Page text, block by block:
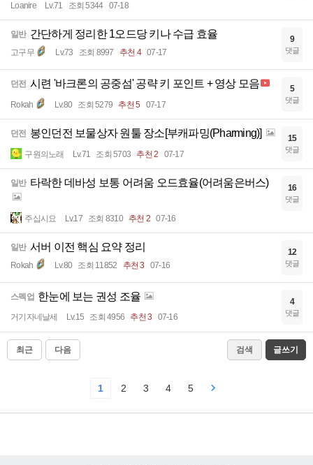
Loanire Lv.71 조회 5344 07-18
일반 간단하게 정리한 1오드당 키나 수급 효율
고구무 Lv.73 조회 8997 추천 4 07-17
9
댓글
던전 시련 '바크론의 공중섬' 공략 키 포인트 + 영상 모음
Rokah Lv.80 조회 5279 추천 5 07-17
5
댓글
던전 봉인던전 보물상자 원툴 장소[부캐파밍(Pharming)]
구원의노래 Lv.71 조회 5703 추천 2 07-17
15
댓글
일반 타락한 데바성 보통 어려움 오드효율(어려움은버스)
주십시요 Lv.17 조회 8310 추천 2 07-16
16
댓글
일반 서버 이전 핵심 요약 정리
Rokah Lv.80 조회 11852 추천 3 07-16
12
댓글
스펙업 한눈에 보는 권성 조율
거기자네날세 Lv.15 조회 4956 추천 3 07-16
4
댓글
최근 다음 검색 글쓰기
1 2 3 4 5